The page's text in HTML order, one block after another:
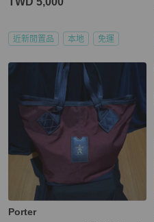
近新閒置品 本地 免運
Porter